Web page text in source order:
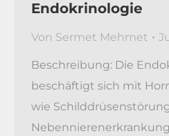
Endokrinologie
Von Sermet Mehmet
Beschreibung: Die
beschäftigt sich mit
wie